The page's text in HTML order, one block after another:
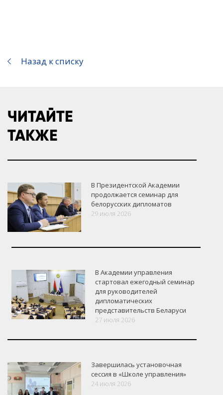
Назад к списку
ЧИТАЙТЕ
ТАКЖЕ
В Президентской Академии
продолжается семинар для
белорусских дипломатов
29 июля 2026
В Академии управления
стартовал ежегодный семинар
для руководителей
дипломатических
представительств Беларуси
27 июля 2026
Завершилась установочная
сессия в «Школе управления»
24 июля 2026